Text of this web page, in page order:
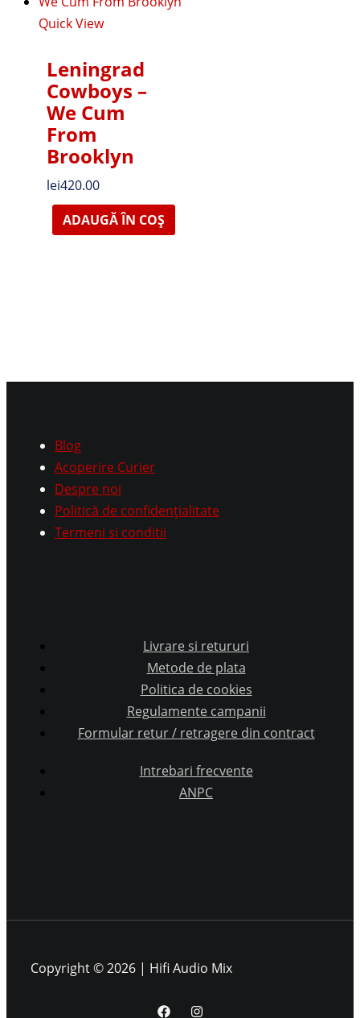
Quick View
Leningrad
Cowboys –
We Cum
From
Brooklyn
lei420.00
ADAUGĂ ÎN COȘ
Blog
Acoperire Curier
Despre noi
Politică de confidențialitate
Termeni si conditii
Livrare si retururi
Metode de plata
Politica de cookies
Regulamente campanii
Formular retur / retragere din contract
Intrebari frecvente
ANPC
Copyright © 2026 | Hifi Audio Mix